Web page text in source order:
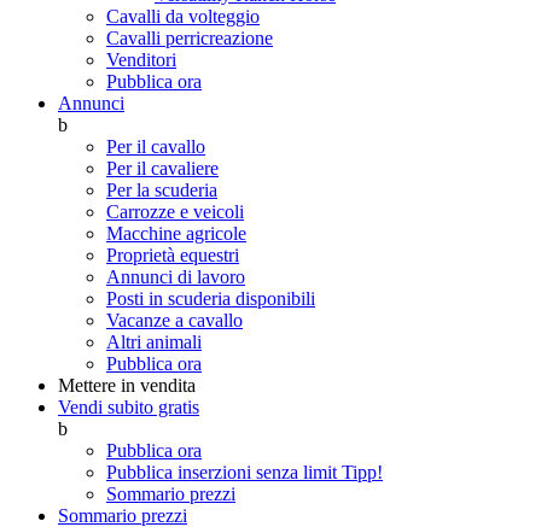
Cavalli da volteggio
Cavalli perricreazione
Venditori
Pubblica ora
Annunci
b
Per il cavallo
Per il cavaliere
Per la scuderia
Carrozze e veicoli
Macchine agricole
Proprietà equestri
Annunci di lavoro
Posti in scuderia disponibili
Vacanze a cavallo
Altri animali
Pubblica ora
Mettere in vendita
Vendi subito gratis
b
Pubblica ora
Pubblica inserzioni senza limit Tipp!
Sommario prezzi
Sommario prezzi